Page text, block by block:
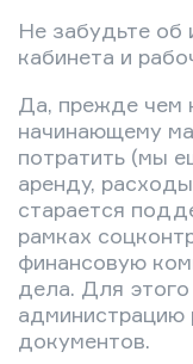
Не забудьте об
кабинета и
Да, прежде чем
начинающему
потратить (мы
аренду,
старается
рамках
финансовую
дела. Для
администрацию
документов.